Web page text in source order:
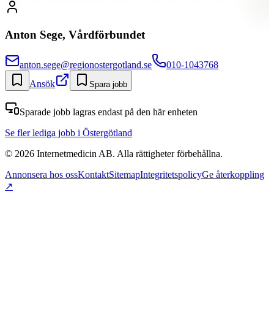
Anton Sege, Vårdförbundet
anton.sege@regionostergotland.se
010-1043768
Ansök
Spara jobb
Sparade jobb lagras endast på den här enheten
Se fler lediga jobb i Östergötland
© 2026 Internetmedicin AB. Alla rättigheter förbehållna.
Annonsera hos ossKontaktSitemapIntegritetspolicyGe återkoppling
↗